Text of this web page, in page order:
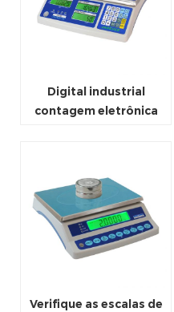
Digital industrial
contagem eletrônica
Verifique as escalas de